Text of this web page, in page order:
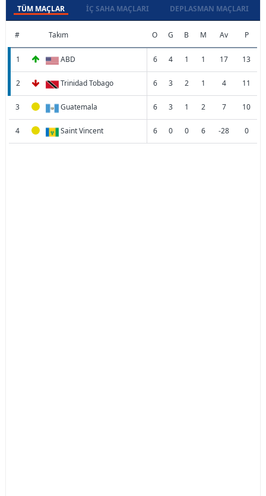
TÜM MAÇLAR İÇ SAHA MAÇLARI DEPLASMAN MAÇLARI
# Takım O G B M Av P
1 ABD 6 4 1 1 17 13
2 Trinidad Tobago 6 3 2 1 4 11
3 Guatemala 6 3 1 2 7 10
4 Saint Vincent 6 0 0 6 -28 0